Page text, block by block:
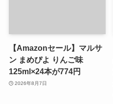
【Amazonセール】マルサ
ン まめぴよ りんご味
125ml×24本が774円
2026年8月7日